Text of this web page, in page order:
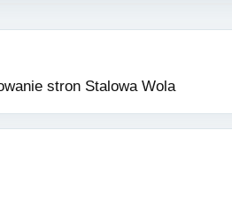
stron Stalowa Wola